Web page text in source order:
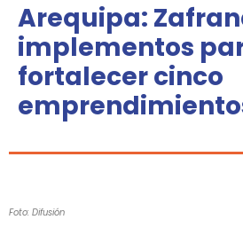
Arequipa:
implementos
fortalecer cinco
Foto: Difusión